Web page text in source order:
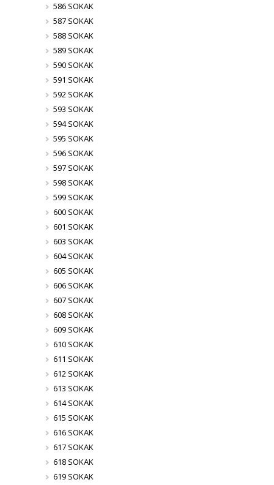
586 SOKAK
587 SOKAK
588 SOKAK
589 SOKAK
590 SOKAK
591 SOKAK
592 SOKAK
593 SOKAK
594 SOKAK
595 SOKAK
596 SOKAK
597 SOKAK
598 SOKAK
599 SOKAK
600 SOKAK
601 SOKAK
603 SOKAK
604 SOKAK
605 SOKAK
606 SOKAK
607 SOKAK
608 SOKAK
609 SOKAK
610 SOKAK
611 SOKAK
612 SOKAK
613 SOKAK
614 SOKAK
615 SOKAK
616 SOKAK
617 SOKAK
618 SOKAK
619 SOKAK